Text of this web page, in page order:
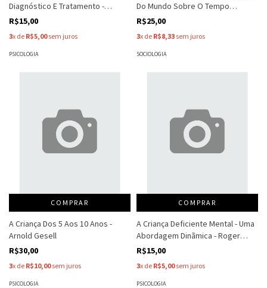
Diagnóstico E Tratamento -
Juanita W. Fleming
R$15,00
3x de R$5,00sem juros
PSICOLOGIA
Do Mundo Sobre O Tempo
Infância - Gizele De Souza
R$25,00
3x de R$8,33 sem juros
SOCIOLOGIA
COMPRAR
A Criança Dos 5 Aos 10 Anos -
Arnold Gesell
R$30,00
3x de R$10,00sem juros
PSICOLOGIA
COMPRAR
A Criança Deficiente Mental - Uma
Abordagem Dinãmica - Roger
Misès
R$15,00
3x de R$5,00sem juros
PSICOLOGIA